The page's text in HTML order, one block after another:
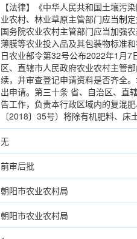
【法律】《中华人民共和国土壤
业农村、林业草原主管部门应当制
国务院农业农村主管部门应当加强
薄膜等农业投入品及其包装物标准
日农业部令第32号公布2022年1月
区、直辖市人民政府农业农村主管
续，并审查登记申请资料是否齐全
出申请。第三十条 省、自治区、直
告工作，负责本行政区域内的复混
〔2018〕35号）将除有机肥料、
无
前审后批
朝阳市农业农村局
朝阳市农业农村局